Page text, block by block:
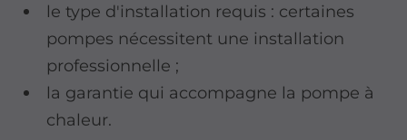
le type d'installation requis : certaines
pompes nécessitent une installation
professionnelle ;
la garantie qui accompagne la pompe à
chaleur.